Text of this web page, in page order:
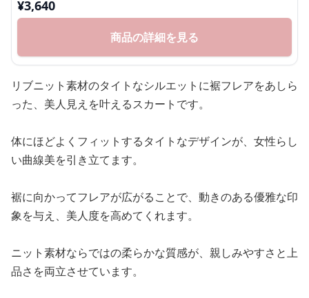
¥3,640
商品の詳細を見る
リブニット素材のタイトなシルエットに裾フレアをあしら
った、美人見えを叶えるスカートです。
体にほどよくフィットするタイトなデザインが、女性らし
い曲線美を引き立てます。
裾に向かってフレアが広がることで、動きのある優雅な印
象を与え、美人度を高めてくれます。
ニット素材ならではの柔らかな質感が、親しみやすさと上
品さを両立させています。